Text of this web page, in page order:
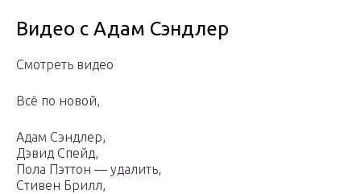
Видео c Адам Сэндлер
Смотреть видео
Всё по новой,
Адам Сэндлер,
Дэвид Спейд,
Пола Пэттон — удалить,
Стивен Брилл,